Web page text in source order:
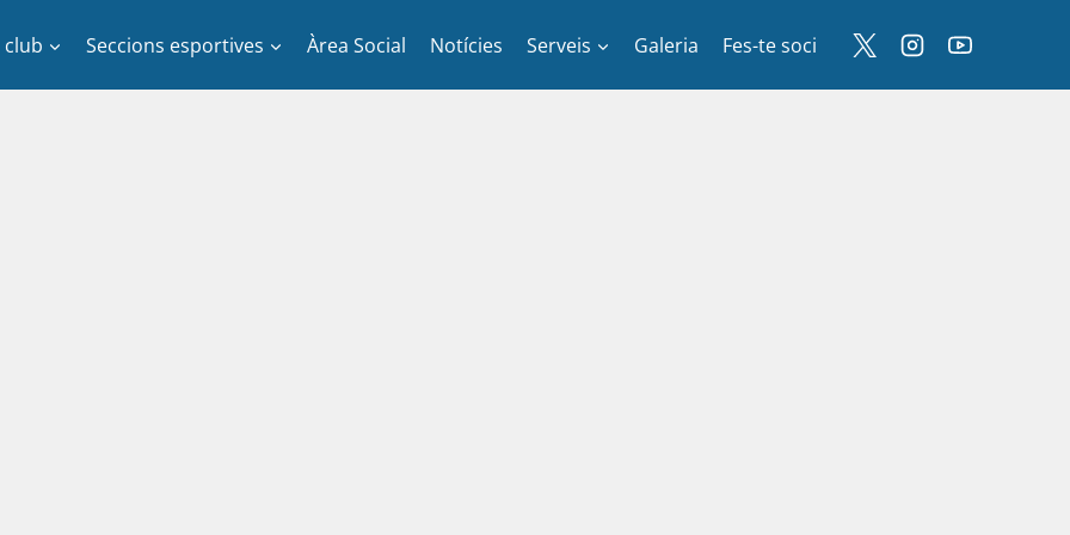
club Seccions esportives Àrea Social Notícies Serveis Galeria Fes-te soci